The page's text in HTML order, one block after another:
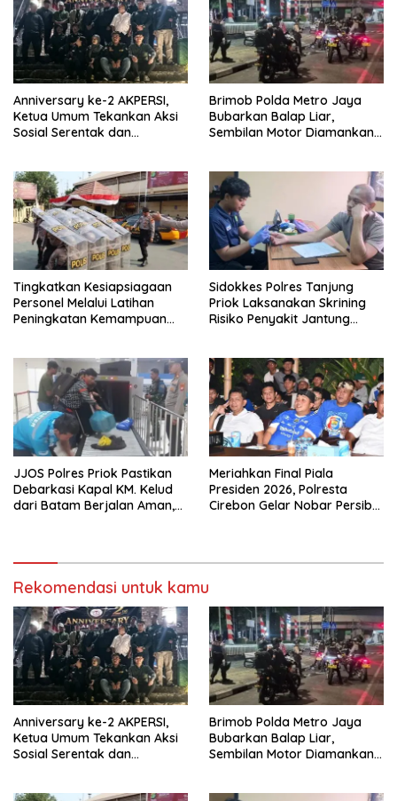
Anniversary ke-2 AKPERSI,
Ketua Umum Tekankan Aksi
Sosial Serentak dan
Brimob Polda Metro Jaya
Bubarkan Balap Liar,
Sembilan Motor Diamankan
Tingkatkan Kesiapsiagaan
Personel Melalui Latihan
Peningkatan Kemampuan
Sidokkes Polres Tanjung
Priok Laksanakan Skrining
Risiko Penyakit Jantung
JJOS Polres Priok Pastikan
Debarkasi Kapal KM. Kelud
dari Batam Berjalan Aman,
Meriahkan Final Piala
Presiden 2026, Polresta
Cirebon Gelar Nobar Persib
Rekomendasi untuk kamu
Anniversary ke-2 AKPERSI,
Ketua Umum Tekankan Aksi
Sosial Serentak dan
Brimob Polda Metro Jaya
Bubarkan Balap Liar,
Sembilan Motor Diamankan